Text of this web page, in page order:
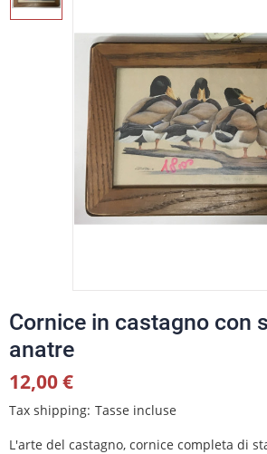
Cornice in castagno con
anatre
12,00 €
Tax shipping Tasse incluse
L'arte del castagno, cornice completa di